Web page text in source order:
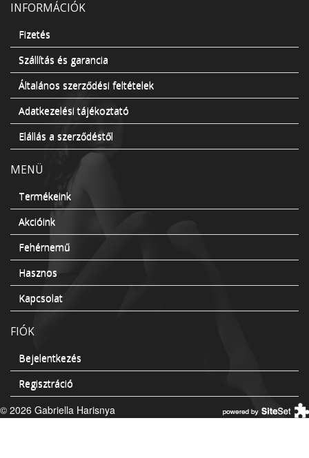
INFORMÁCIÓK
Fizetés
Szállítás és garancia
Általános szerződési feltételek
Adatkezelési tájékoztató
Elállás a szerződéstől
MENÜ
Termékeink
Akcióink
Fehérnemű
Hasznos
Kapcsolat
FIÓK
Bejelentkezés
Regisztráció
© 2026 Gabriella Harisnya